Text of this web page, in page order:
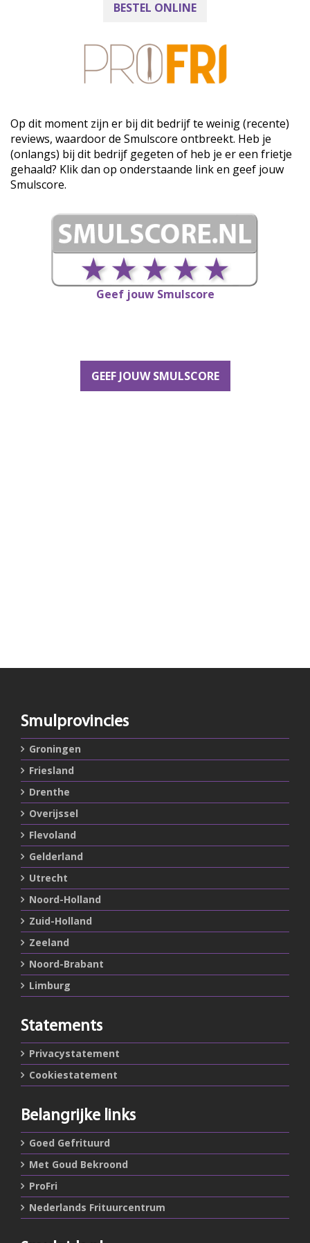
BESTEL ONLINE
Op dit moment zijn er bij dit bedrijf te weinig (recente)
reviews, waardoor de Smulscore ontbreekt. Heb je
(onlangs) bij dit bedrijf gegeten of heb je er een frietje
gehaald? Klik dan op onderstaande link en geef jouw
Smulscore.
Geef jouw Smulscore
GEEF JOUW SMULSCORE
Smulprovincies
Groningen
Friesland
Drenthe
Overijssel
Flevoland
Gelderland
Utrecht
Noord-Holland
Zuid-Holland
Zeeland
Noord-Brabant
Limburg
Statements
Privacystatement
Cookiestatement
Belangrijke links
Goed Gefrituurd
Met Goud Bekroond
ProFri
Nederlands Frituurcentrum